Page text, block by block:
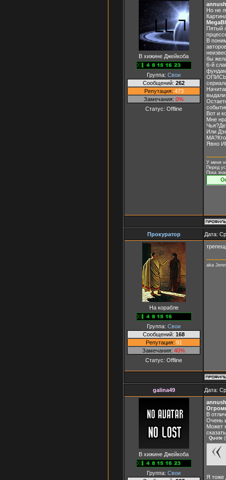
В хижине Джейкоба
Группа: Свои
Сообщений: 262
Репутация: 473
Замечания: 0%
Статус: Offline
Но не
Пятый
В
бы
6-й
выдали
Вот и
Мне
Или
Явно
У меня
Перед
Пока
Прокуратор Дата:
На корабле
Группа: Свои
Сообщений: 168
Репутация: 91
Замечания: 40%
Статус: Offline
aka
galina49 Дата:
В хижине Джейкоба
Группа: Свои
В
Очень
Может
Quote (
Я тоже